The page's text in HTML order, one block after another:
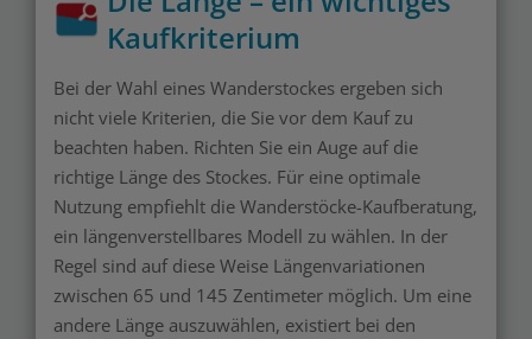
Kaufkriterium
Bei der Wahl eines Wanderstockes ergeben sich
nicht viele Kriterien, die Sie vor dem Kauf zu
beachten haben. Richten Sie ein Auge auf die
richtige Länge des Stockes. Für eine optimale
Nutzung empfiehlt die Wanderstöcke-Kaufberatung,
ein längenverstellbares Modell zu wählen. In der
Regel sind auf diese Weise Längenvariationen
zwischen 65 und 145 Zentimeter möglich. Um eine
andere Länge auszuwählen, existiert bei den